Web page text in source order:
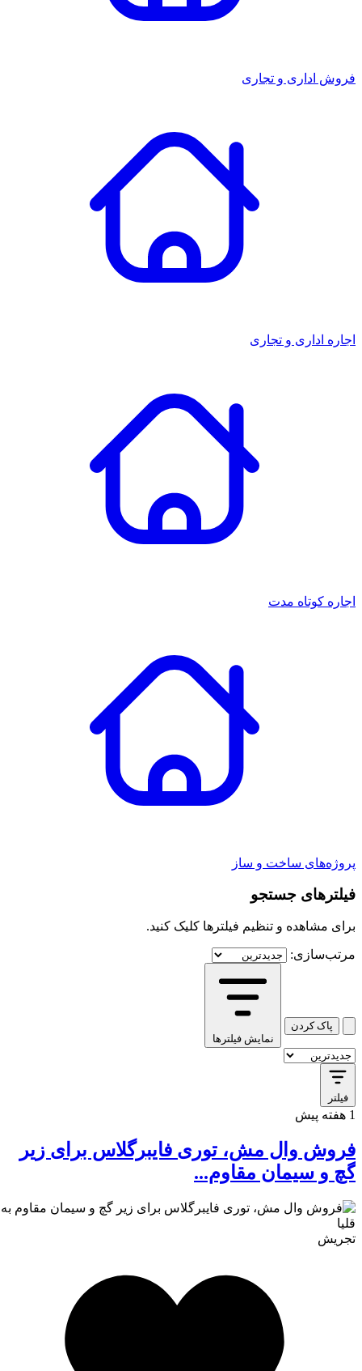
فروش اداری و تجاری
اجاره اداری و تجاری
اجاره کوتاه مدت
پروژه‌های ساخت و ساز
فیلترهای جستجو
برای مشاهده و تنظیم فیلترها کلیک کنید.
مرتب‌سازی:
پاک کردن
نمایش فیلترها
فیلتر
فروش وال مش، توری فایبرگلاس برای زیر
گچ و سیمان مقاوم...
تجریش